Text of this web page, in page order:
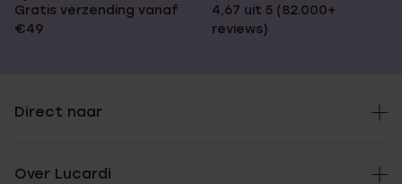
Gratis verzending vanaf
€49
4,67 uit 5 (82.000+
reviews)
Direct naar
Over Lucardi